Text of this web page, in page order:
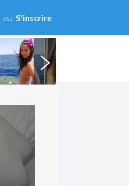
ou S'inscrire